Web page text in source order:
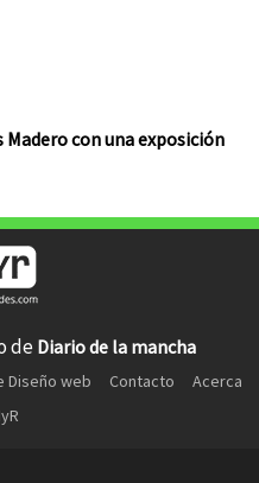
con una exposición
de Diario de la mancha
Diseño web Contacto
Acerca